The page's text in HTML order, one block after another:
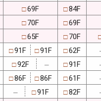
□69F □84F
□ 70F □69F
□65F □ 70F
□91F □91F □62F
□92F ─ □91F
□86F □86F □61F
─ □91F □82F